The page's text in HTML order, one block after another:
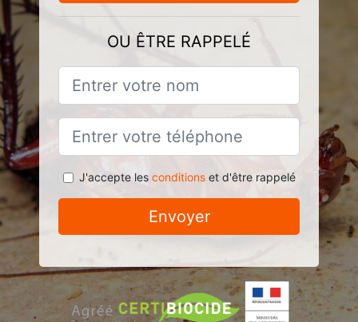
OU ÊTRE RAPPELÉ
J'accepte les conditionset d'être rappelé
Envoyer